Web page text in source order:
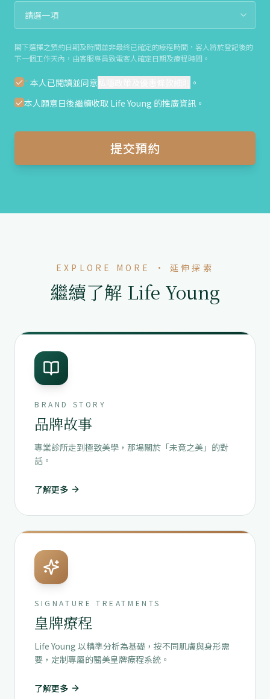
閣下選擇之預約日期及時間並非最終已確定的療程時間，客人將於登記後的
下一個工作天內，由客服專員致電客人確定日期及療程時間。
* 本人已閱讀並同意
。
本人願意日後繼續收取 Life Young 的推廣資訊。
提交預約
EXPLORE MORE · 延伸探索
繼續了解 Life Young
BRAND STORY
品牌故事
專業診所走到極致美學，那場關於「未竟之美」的對
話。
了解更多
SIGNATURE TREATMENTS
皇牌療程
Life Young 以精準分析為基礎，按不同肌膚與身形需
要，定制專屬的醫美皇牌療程系統。
了解更多